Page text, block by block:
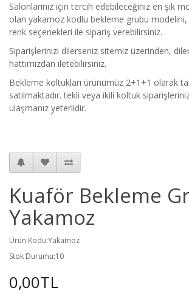
Salonlarınız için tercih edebileceğiniz en şık
olan yakamoz kodlu bekleme grubu
renk seçenekleri ile sipariş verebilirsiniz.
Siparişlerinizi dilerseniz sitemiz üzerinden,
hattımızdan iletebilirsiniz.
Bekleme koltukları ürünümüz 2+1+1 olarak
satılmaktadır. tekli veya ikili koltuk
ulaşmanız yeterlidir.
Kuaför Bekleme
Yakamoz
Ürün Kodu:Yakamoz
Stok Durumu:10
0,00TL